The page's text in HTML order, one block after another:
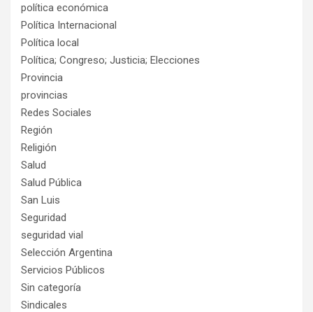
política económica
Política Internacional
Política local
Política; Congreso; Justicia; Elecciones
Provincia
provincias
Redes Sociales
Región
Religión
Salud
Salud Pública
San Luis
Seguridad
seguridad vial
Selección Argentina
Servicios Públicos
Sin categoría
Sindicales